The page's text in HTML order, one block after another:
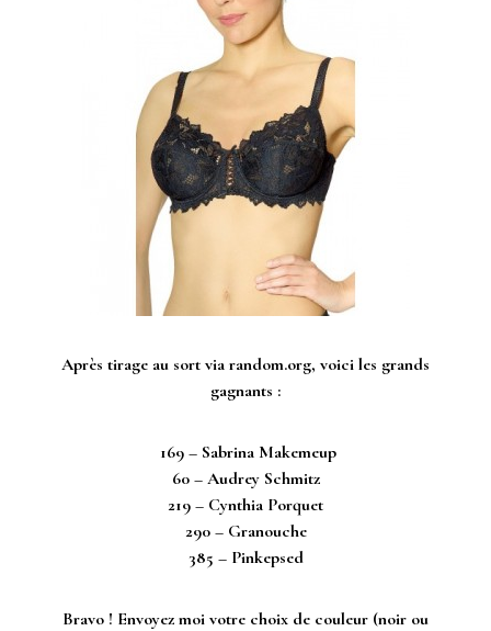
Après tirage au sort via random.org, voici les grands
gagnants :
169 – Sabrina Makemeup
60 – Audrey Schmitz
219 – Cynthia Porquet
290 – Granouche
385 – Pinkepsed
Bravo ! Envoyez moi votre choix de couleur (noir ou